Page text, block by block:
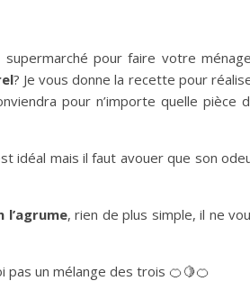
pour faire votre
? Je vous donne la recette pour
pour n’importe quelle pièce
idéal mais il faut avouer que son
, rien de plus simple, il ne
un mélange des trois 🍊🍋🍊